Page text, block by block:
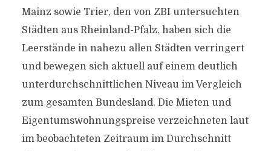
Mainz sowie Trier, den von ZBI untersuchten
Städten aus Rheinland-Pfalz, haben sich die
Leerstände in nahezu allen Städten verringert
und bewegen sich aktuell auf einem deutlich
unterdurchschnittlichen Niveau im Vergleich
zum gesamten Bundesland. Die Mieten und
Eigentumswohnungspreise verzeichneten laut
im beobachteten Zeitraum im Durchschnitt